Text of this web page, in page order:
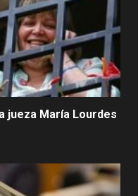
jueza María Lourdes